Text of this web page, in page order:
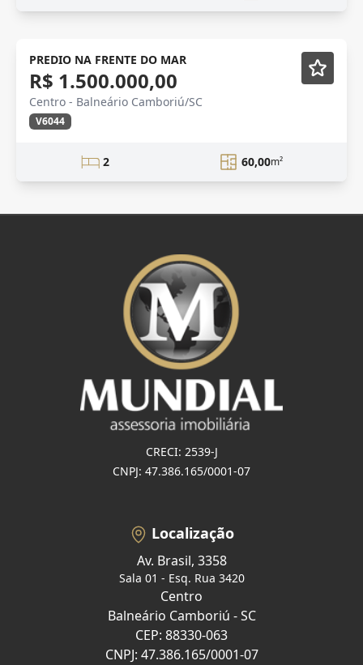
FRENTE MAR Mobiliado
PREDIO NA FRENTE DO MAR
R$ 1.500.000,00
Centro - Balneário Camboriú/SC
V6044
2 60,00m²
CRECI: 2539-J
CNPJ: 47.386.165/0001-07
Localização
Av. Brasil, 3358
Sala 01 - Esq. Rua 3420
Centro
Balneário Camboriú - SC
CEP: 88330-063
CNPJ: 47.386.165/0001-07